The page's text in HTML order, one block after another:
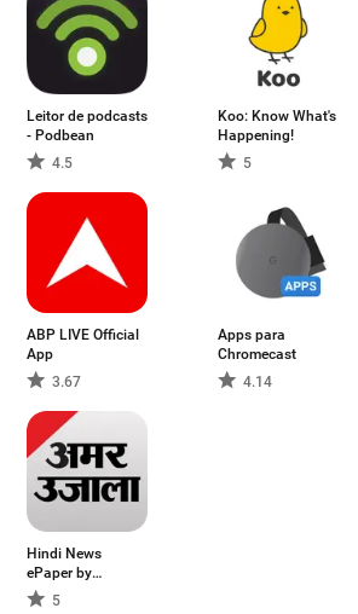
Leitor de podcasts
- Podbean
4.5
Koo: Know What's
Happening!
5
ABP LIVE Official
App
3.67
Apps para
Chromecast
4.14
Hindi News
ePaper by
AmarUjala
5